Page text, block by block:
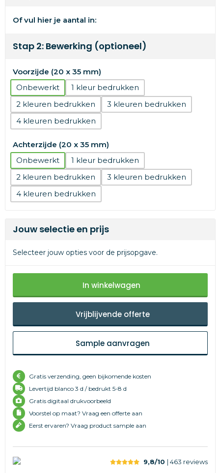
Of vul hier je aantal in:
Stap 2: Bewerking (optioneel)
Voorzijde (20 x 35 mm)
Onbewerkt
1
2
3
4
Achterzijde (20 x 35 mm)
Onbewerkt
1
2
3
4
Jouw selectie en prijs
Selecteer jouw opties voor de prijsopgave.
In winkelwagen
Vrijblijvende offerte
Sample aanvragen
Gratis verzending, geen bijkomende kosten
Levertijd blanco 3 d / bedrukt 5-8 d
Gratis digitaal drukvoorbeeld
Voorstel op maat? Vraag een offerte aan
Eerst ervaren? Vraag product sample aan
9,8/10 | 463 reviews